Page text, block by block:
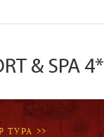
& SPA 4*
ТУРА >>